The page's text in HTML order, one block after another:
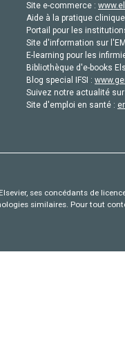
Site e-commerce :
Aide à la pratique
Portail pour les
Site d'information sur
E-learning pour les
Bibliothèque d'e-books
Blog special IFSI :
Suivez notre actualité
Site d'emploi en santé :
ses concédants de
similaires. Pour tout